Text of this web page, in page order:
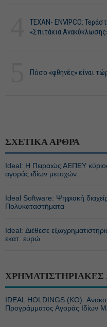
ΤΕΧΑΝ- ENVIPCO:
«Σπιτάκια
Πόσο «φθηνές» είναι
ΣΧΕΤΙΚΑ ΑΡΘΡΑ
Ideal: Η Πειραιώς ΑΕΠΕΥ
αγοράς ιδίων μετοχών
Ideal Software: Ψηφιακή
Πολυκαταστήματα
Ideal: Διέθεσε
εκατ. ευρώ
ΧΡΗΜΑΤΙΣΤΗΡΙΑΚΕΣ
IDEAL HOLDINGS (ΚΟ):
Προγράμματος Αγοράς Ιδίων